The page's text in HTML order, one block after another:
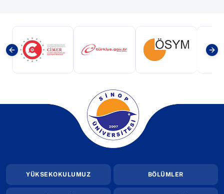
(yeni sekmede açılır)(yeni sekmede açılır)(yeni sekmede
(yeni sekmede açılır)
YÜKSEKOKULUMUZ BÖLÜMLER